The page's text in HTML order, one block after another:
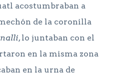
acostumbraban a
de la coronilla
, lo juntaban con el
en la misma zona
en la urna de